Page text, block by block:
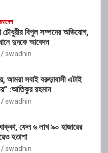
চৌধুরীর বিপুল সম্পদের অভিযোগ,
দুদকে আবেদন
swadhin
আমরা সবাই বরুড়াবাসী এটাই
:আতিকুর রহমান
swadhin
ফেল ৬ লাখ ৯০ হাজারের
হতাশা
swadhin